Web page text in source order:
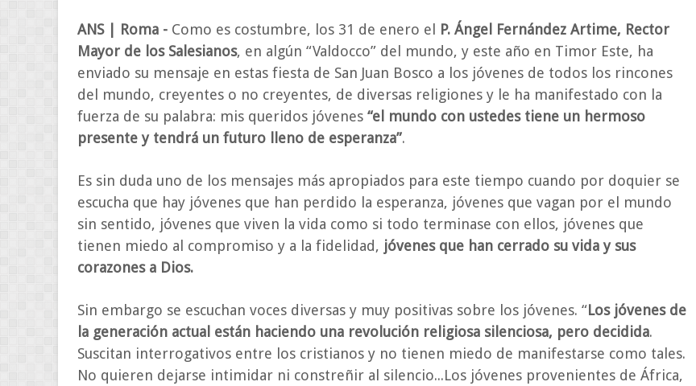
ANS | Roma - Como es costumbre, los 31 de enero el P. Ángel Fernández Artime, Rector
Mayor de los Salesianos, en algún “Valdocco” del mundo, y este año en Timor Este, ha
enviado su mensaje en estas fiesta de San Juan Bosco a los jóvenes de todos los rincones
del mundo, creyentes o no creyentes, de diversas religiones y le ha manifestado con la
fuerza de su palabra: mis queridos jóvenes “el mundo con ustedes tiene un hermoso
presente y tendrá un futuro lleno de esperanza”.
Es sin duda uno de los mensajes más apropiados para este tiempo cuando por doquier se
escucha que hay jóvenes que han perdido la esperanza, jóvenes que vagan por el mundo
sin sentido, jóvenes que viven la vida como si todo terminase con ellos, jóvenes que
tienen miedo al compromiso y a la fidelidad, jóvenes que han cerrado su vida y sus
corazones a Dios.
Sin embargo se escuchan voces diversas y muy positivas sobre los jóvenes. “Los jóvenes de
la generación actual están haciendo una revolución religiosa silenciosa, pero decidida.
Suscitan interrogativos entre los cristianos y no tienen miedo de manifestarse como tales.
No quieren dejarse intimidar ni constreñir al silencio...Los jóvenes provenientes de África,